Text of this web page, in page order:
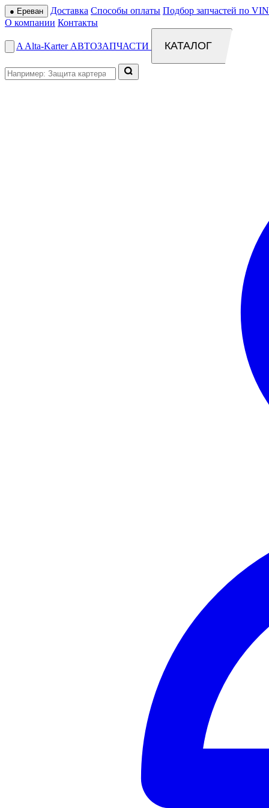
● Ереван Доставка Способы оплаты Подбор запчастей по
О компании Контакты
A Alta-Karter АВТОЗАПЧАСТИ КАТАЛОГ